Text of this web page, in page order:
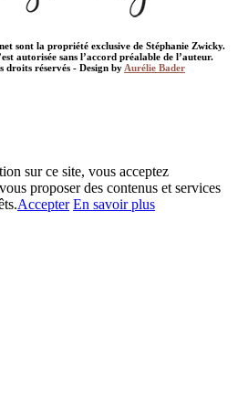
sont la propriété exclusive de Stéphanie Zwicky.
autorisée sans l’accord préalable de l’auteur.
droits réservés - Design byAurélie Bader
sur ce site, vous acceptez
proposer des contenus et services
Accepter En savoir plus